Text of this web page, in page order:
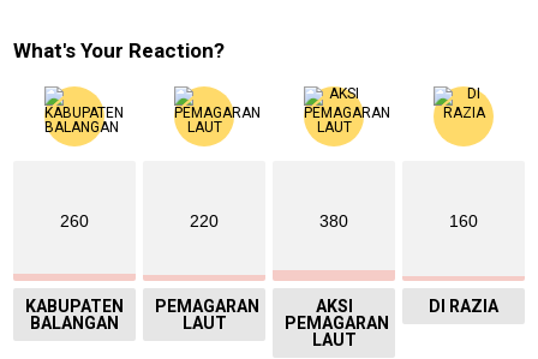
What's Your Reaction?
260
KABUPATEN
BALANGAN
220
PEMAGARAN
LAUT
380
AKSI
PEMAGARAN
LAUT
160
DI RAZIA